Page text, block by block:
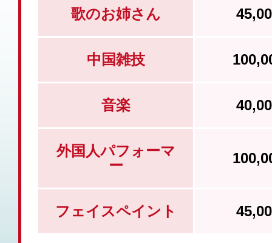
歌のお姉さん
中国雑技
音楽
外国人パフォーマ
ー
フェイスペイント